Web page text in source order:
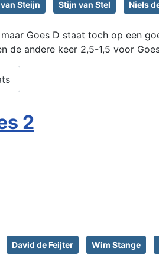
Steijn Stijn van Stel Niels
Goes D staat toch op een
de andere keer 2,5-1,5 voor
2
David de Feijter Wim Stange